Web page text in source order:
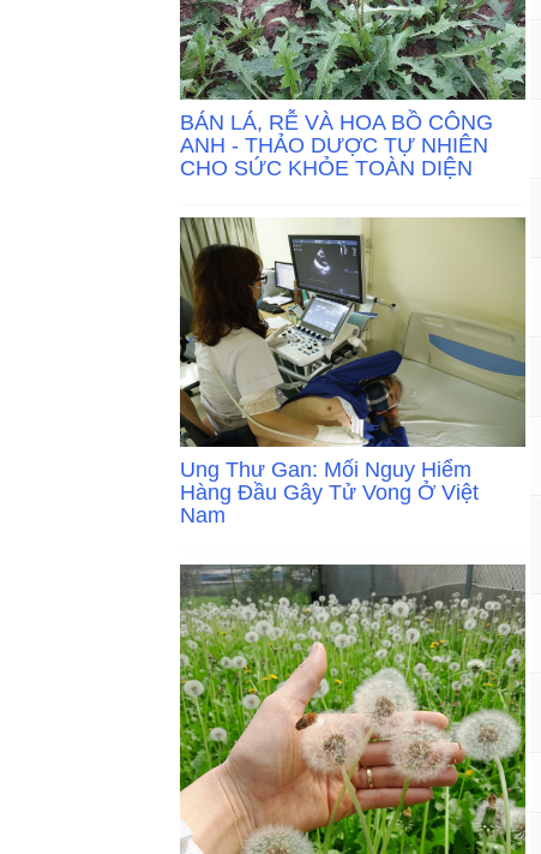
BÁN LÁ, RỄ VÀ HOA BỒ CÔNG
ANH - THẢO DƯỢC TỰ NHIÊN
CHO SỨC KHỎE TOÀN DIỆN
Ung Thư Gan: Mối Nguy Hiểm
Hàng Đầu Gây Tử Vong Ở Việt
Nam